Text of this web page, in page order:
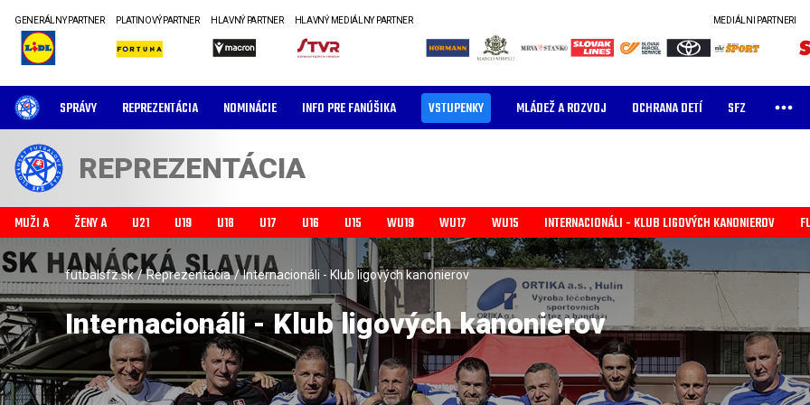
GENERÁLNY PARTNER PLATINOVÝ PARTNER HLAVNÝ PARTNER HLAVNÝ MEDIÁLNY PARTNER MEDIÁLNI PARTNERI
SPRÁVY REPREZENTÁCIA NOMINÁCIE INFO PRE FANÚŠIKA VSTUPENKY MLÁDEŽ A ROZVOJ OCHRANA DETÍ SFZ
REPREZENTÁCIA
MUŽI A ŽENY A U21 U19 U18 U17 U16 U15 WU19 WU17 WU15 INTERNACIONÁLI - KLUB LIGOVÝCH KANONIEROV
futbalsfz.sk / Reprezentácia / Internacionáli - Klub ligových kanonierov
Internacionáli - Klub ligových kanonierov